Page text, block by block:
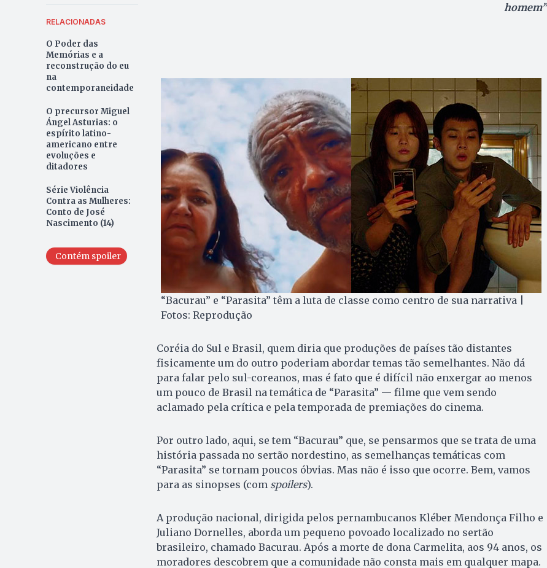
RELACIONADAS
O Poder das
Memórias e a
reconstrução do eu
na
contemporaneidade
O precursor Miguel
Ángel Asturias: o
espírito latino-
americano entre
evoluções e
ditadores
Série Violência
Contra as Mulheres:
Conto de José
Nascimento (14)
Contém spoiler
homem”
“Bacurau” e “Parasita” têm a luta de classe como centro de sua narrativa |
Fotos: Reprodução
Coréia do Sul e Brasil, quem diria que produções de países tão distantes
fisicamente um do outro poderiam abordar temas tão semelhantes. Não dá
para falar pelo sul-coreanos, mas é fato que é difícil não enxergar ao menos
um pouco de Brasil na temática de “Parasita” — filme que vem sendo
aclamado pela crítica e pela temporada de premiações do cinema.
Por outro lado, aqui, se tem “Bacurau” que, se pensarmos que se trata de uma
história passada no sertão nordestino, as semelhanças temáticas com
“Parasita” se tornam poucos óbvias. Mas não é isso que ocorre. Bem, vamos
para as sinopses (com spoilers).
A produção nacional, dirigida pelos pernambucanos Kléber Mendonça Filho e
Juliano Dornelles, aborda um pequeno povoado localizado no sertão
brasileiro, chamado Bacurau. Após a morte de dona Carmelita, aos 94 anos, os
moradores descobrem que a comunidade não consta mais em qualquer mapa.